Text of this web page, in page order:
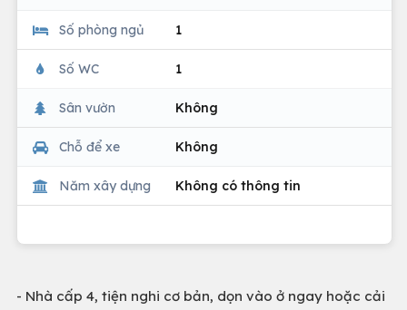
Số phòng ngủ 1
Số WC 1
Sân vườn Không
Chỗ để xe Không
Năm xây dựng Không có thông tin
- Nhà cấp 4, tiện nghi cơ bản, dọn vào ở ngay hoặc cải